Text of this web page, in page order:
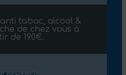
tabac, alcool &
de chez vous à
de 190€.